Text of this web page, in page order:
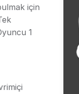
için
1